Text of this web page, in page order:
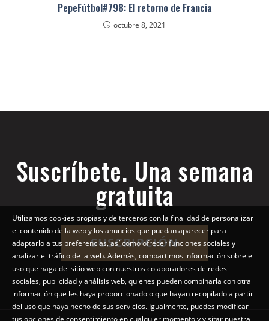
PepeFútbol#798: El retorno de Francia
octubre 8, 2021
Suscríbete. Una semana
gratuita
SUSCRIPCIÓN
Utilizamos cookies propias y de terceros con la finalidad de personalizar
el contenido de la web y los anuncios que puedan aparecer para
adaptarlo a tus preferencias, así como ofrecer funciones sociales y
analizar el tráfico de la web. Además, compartimos información sobre el
uso que haga del sitio web con nuestros colaboradores de redes
sociales, publicidad y análisis web, quienes pueden combinarla con otra
información que les haya proporcionado o que hayan recopilado a partir
del uso que haya hecho de sus servicios. Igualmente, puedes modificar
tus opciones de consentimiento en cualquier momento y visitar nuestra